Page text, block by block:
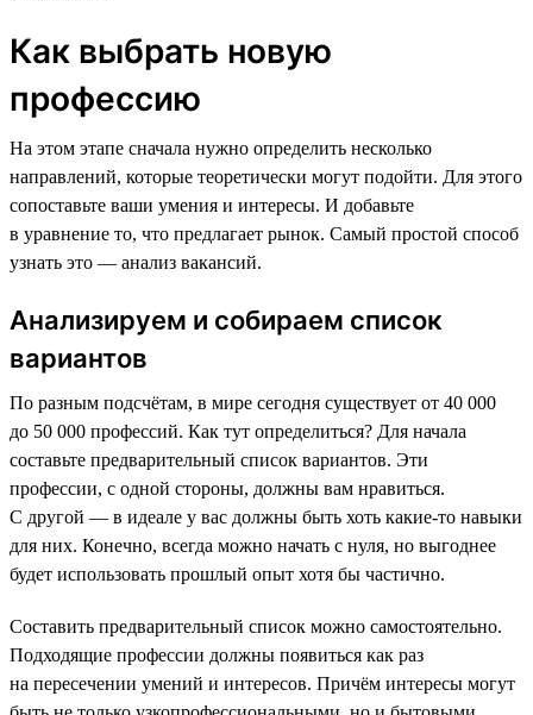
Как выбрать новую
профессию
На этом этапе сначала нужно определить несколько
направлений, которые теоретически могут подойти. Для этого
сопоставьте ваши умения и интересы. И добавьте
в уравнение то, что предлагает рынок. Самый простой способ
узнать это — анализ вакансий.
Анализируем и собираем список
вариантов
По разным подсчётам, в мире сегодня существует от 40 000
до 50 000 профессий. Как тут определиться? Для начала
составьте предварительный список вариантов. Эти
профессии, с одной стороны, должны вам нравиться.
С другой — в идеале у вас должны быть хоть какие-то навыки
для них. Конечно, всегда можно начать с нуля, но выгоднее
будет использовать прошлый опыт хотя бы частично.
Составить предварительный список можно самостоятельно.
Подходящие профессии должны появиться как раз
на пересечении умений и интересов. Причём интересы могут